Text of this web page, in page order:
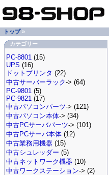
トップ»
カテゴリー
PC-8801 (15)
UPS (16)
ドットプリンタ (22)
中古サーバーラック-> (64)
PC-9801 (5)
PC-9821 (17)
中古パソコンパーツ-> (121)
中古パソコン本体-> (34)
中古PCサーバパーツ-> (101)
中古PCサーバ本体 (12)
中古業務用機器 (15)
中古シュレッダー (5)
中古ネットワーク機器 (10)
中古ワークステーション-> (2)